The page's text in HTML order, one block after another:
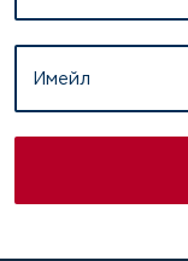
Имейл